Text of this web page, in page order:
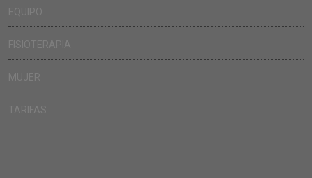
EQUIPO
FISIOTERAPIA
MUJER
TARIFAS